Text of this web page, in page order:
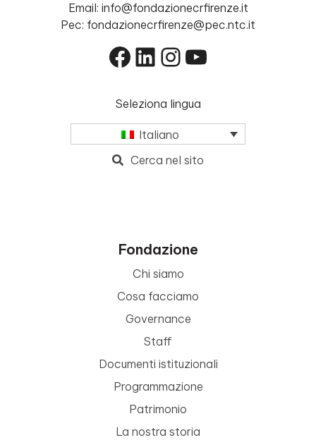
Email: info@fondazionecrfirenze.it
Pec: fondazionecrfirenze@pec.ntc.it
Facebook
LinkedIn
Instagram
YouTube
Seleziona lingua
Italiano
Cerca nel sito
Fondazione
Chi siamo
Cosa facciamo
Governance
Staff
Documenti istituzionali
Programmazione
Patrimonio
La nostra storia